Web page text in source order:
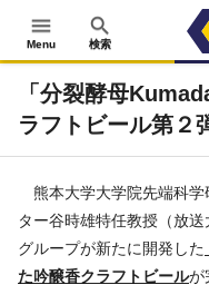
menu
Menu
search
検索
「分裂酵母
ラフトビール第２
熊本大学大学院先端科学
ター谷時雄特任教授（放
グループが新たに開発した
た吟醸香クラフトビールが